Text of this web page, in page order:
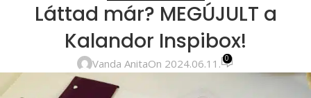
Láttad már? MEGÚJULT a
Kalandor Inspibox!
Vanda AnitaOn 2024.06.11. 0